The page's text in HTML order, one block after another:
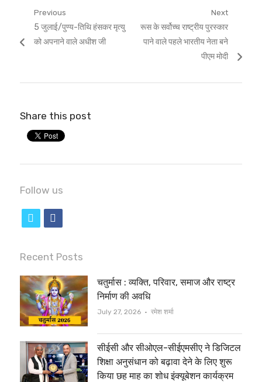
Post
navigation
Previous
Previous
post:
5 जुलाई/पुण्य-तिथि हंसकर मृत्यु
को अपनाने वाले अधीश जी
Next
Next
post:
रूस के सर्वोच्च राष्ट्रीय पुरस्कार
पाने वाले पहले भारतीय नेता बने
पीएम मोदी
Share this post
Follow us
i
t
t
e
r
c
e
b
o
o
k
Recent Posts
चतुर्मास : व्यक्ति, परिवार, समाज और राष्ट्र
निर्माण की अवधि
July 27, 2026 Author
रमेश शर्मा
सीईसी और सीओएल-सीईएमसीए ने डिजिटल
शिक्षा अनुसंधान को बढ़ावा देने के लिए शुरू
किया छह माह का शोध इंक्यूबेशन कार्यक्रम